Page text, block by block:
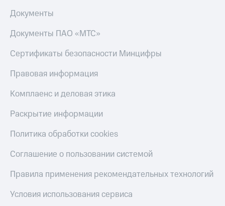
Документы
Документы ПАО «МТС»
Сертификаты безопасности Минцифры
Правовая информация
Комплаенс и деловая этика
Раскрытие информации
Политика обработки cookies
Соглашение о пользовании системой
Правила применения рекомендательных технологий
Условия использования сервиса